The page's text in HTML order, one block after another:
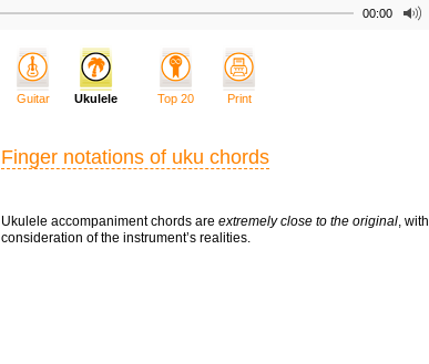
00:00
Guitar Ukulele Top 20 Print
Finger notations of uku chords
Ukulele accompaniment chords are extremely close to the original, with
consideration of the instrument’s realities.